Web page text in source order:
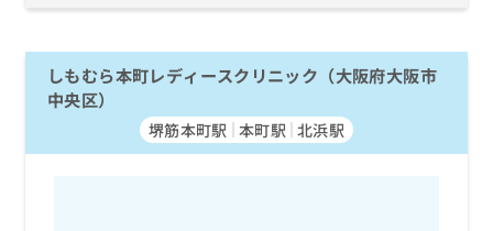
しもむら本町レディースクリニック（大阪府大阪市
中央区）
堺筋本町駅 本町駅 北浜駅